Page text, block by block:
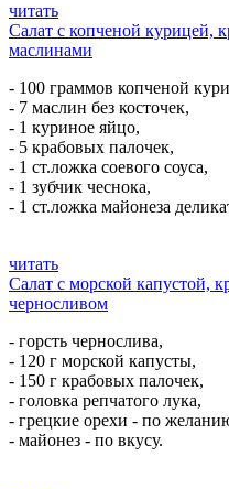
читать
Салат с копченой курицей,
маслинами
- 100 граммов копченой
- 7 маслин без косточек,
- 1 куриное яйцо,
- 5 крабовых палочек,
- 1 ст.ложка соевого соуса,
- 1 зубчик чеснока,
- 1 ст.ложка майонеза
читать
Салат с морской капустой,
черносливом
- горсть чернослива,
- 120 г морской капусты,
- 150 г крабовых палочек,
- головка репчатого лука,
- грецкие орехи - по
- майонез - по вкусу.